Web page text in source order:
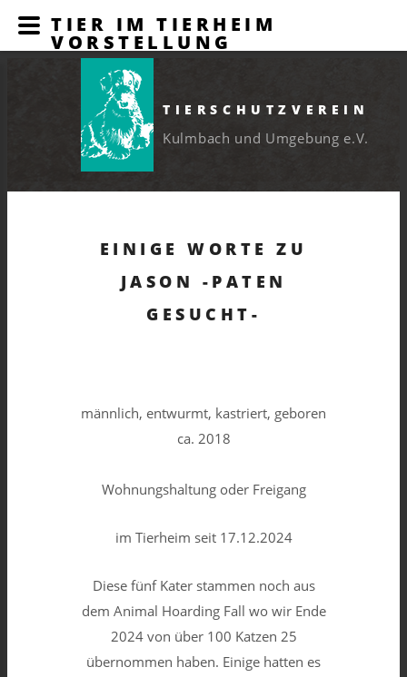
TIERSCHUTZVEREIN
Kulmbach und Umgebung e.V.
EINIGE WORTE ZU
JASON -PATEN
GESUCHT-
männlich, entwurmt, kastriert, geboren
ca. 2018
Wohnungshaltung oder Freigang
im Tierheim seit 17.12.2024
Diese fünf Kater stammen noch aus
dem Animal Hoarding Fall wo wir Ende
2024 von über 100 Katzen 25
übernommen haben. Einige hatten es
TIER IM TIERHEIM
VORSTELLUNG